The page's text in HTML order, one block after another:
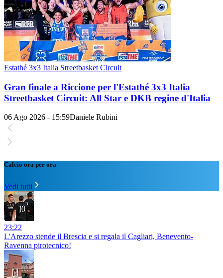
Estathé 3x3 Italia Streetbasket Circuit
Gran finale a Riccione per l'Estathé 3x3 Italia
Streetbasket Circuit: All Star e DKB regine d'Italia
06 Ago 2026 - 15:59Daniele Rubini
Calcio ora per ora
Vedi tutti
23:22
L'Arezzo stende il Brescia e si regala il Cagliari, Benevento-
Ravenna pirotecnico!